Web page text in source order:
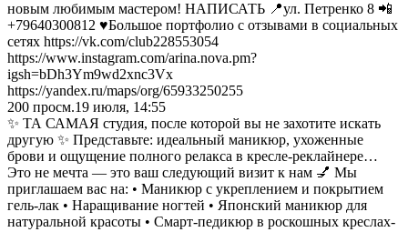
новым любимым мастером! НАПИСАТЬ 📍ул. Петренко 8 📲
+79640300812 ♥️Большое портфолио с отзывами в социальных
сетях https://vk.com/club228553054
https://www.instagram.com/arina.nova.pm?
igsh=bDh3Ym9wd2xnc3Vx
https://yandex.ru/maps/org/65933250255
200 просм.19 июля, 14:55
✨ ТА САМАЯ студия, после которой вы не захотите искать
другую ✨ Представьте: идеальный маникюр, ухоженные
брови и ощущение полного релакса в кресле-реклайнере…
Это не мечта — это ваш следующий визит к нам 💅 Мы
приглашаем вас на: • Маникюр с укреплением и покрытием
гель-лак • Наращивание ногтей • Японский маникюр для
натуральной красоты • Смарт-педикюр в роскошных креслах-